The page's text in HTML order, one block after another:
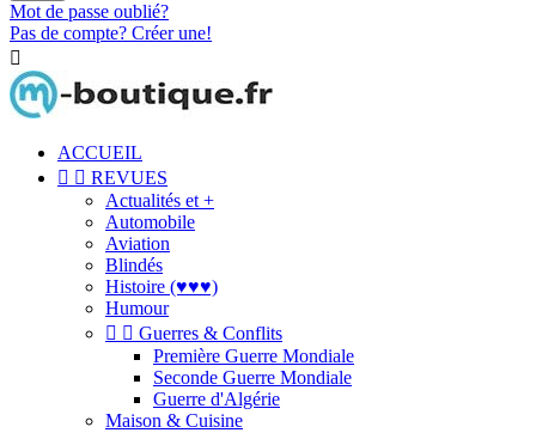
Mot de passe oublié?
Pas de compte? Créer une!

ACCUEIL
  REVUES
Actualités et +
Automobile
Aviation
Blindés
Histoire (♥♥♥)
Humour
  Guerres & Conflits
Première Guerre Mondiale
Seconde Guerre Mondiale
Guerre d'Algérie
Maison & Cuisine